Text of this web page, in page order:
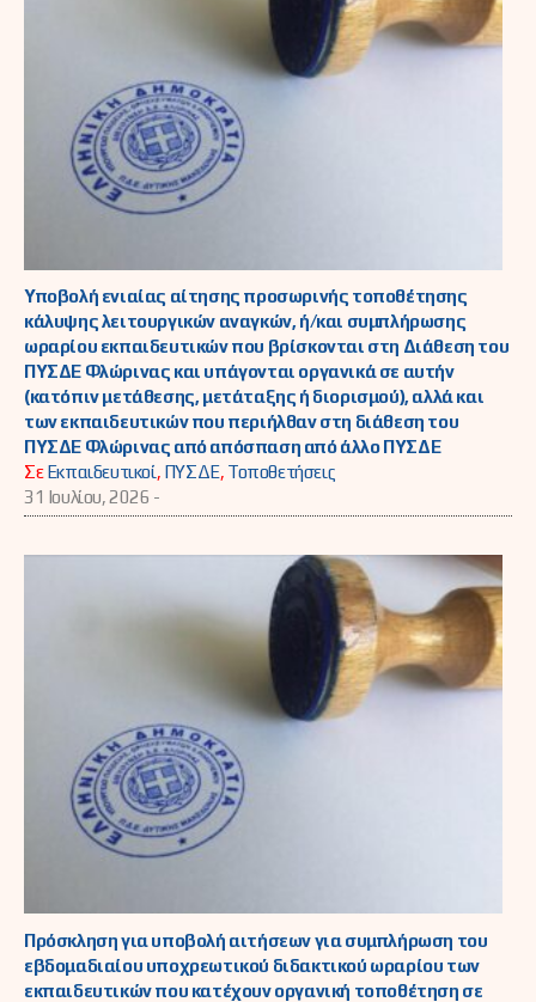
Υποβολή ενιαίας αίτησης προσωρινής τοποθέτησης
κάλυψης λειτουργικών αναγκών, ή/και συμπλήρωσης
ωραρίου εκπαιδευτικών που βρίσκονται στη Διάθεση του
ΠΥΣΔΕ Φλώρινας και υπάγονται οργανικά σε αυτήν
(κατόπιν μετάθεσης, μετάταξης ή διορισμού), αλλά και
των εκπαιδευτικών που περιήλθαν στη διάθεση του
ΠΥΣΔΕ Φλώρινας από απόσπαση από άλλο ΠΥΣΔΕ
ΣεΕκπαιδευτικοί, ΠΥΣΔΕ, Τοποθετήσεις
31 Ιουλίου, 2026 -
Πρόσκληση για υποβολή αιτήσεων για συμπλήρωση του
εβδομαδιαίου υποχρεωτικού διδακτικού ωραρίου των
εκπαιδευτικών που κατέχουν οργανική τοποθέτηση σε